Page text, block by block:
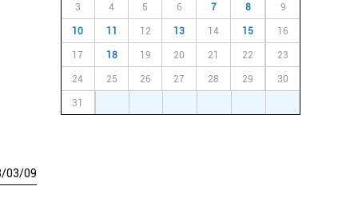
/03/09
3 4 5 6 7 8 9
10 11 12 13 14 15 16
17 18 19 20 21 22 23
24 25 26 27 28 29 30
31